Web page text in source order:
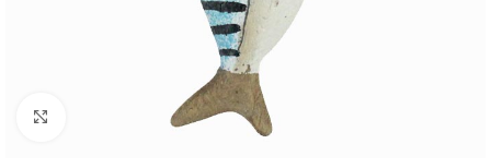
Cliquer pour agrandir